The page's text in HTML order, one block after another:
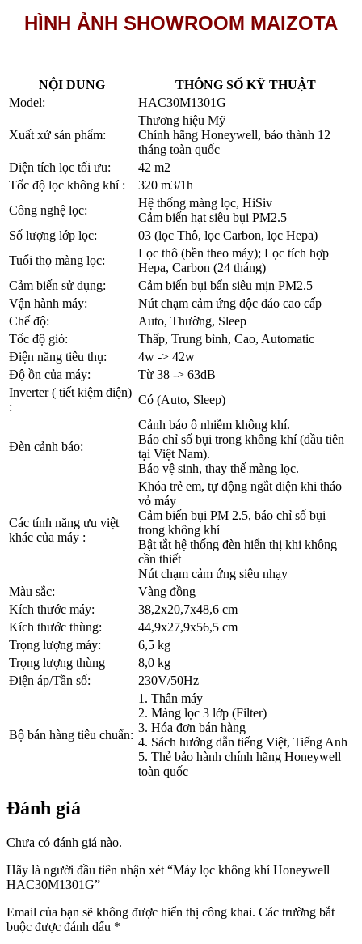
HÌNH ẢNH SHOWROOM MAIZOTA
NỘI DUNG
THÔNG SỐ KỸ THUẬT
Model:
HAC30M1301G
Xuất xứ sản phẩm:
Thương hiệu Mỹ
Chính hãng Honeywell, bảo thành 12
tháng toàn quốc
Diện tích lọc tối ưu:
42 m2
Tốc độ lọc không khí :
320 m3/1h
Công nghệ lọc:
Hệ thống màng lọc, HiSiv
Cảm biến hạt siêu bụi PM2.5
Số lượng lớp lọc:
03 (lọc Thô, lọc Carbon, lọc Hepa)
Tuổi thọ màng lọc:
Lọc thô (bền theo máy); Lọc tích hợp
Hepa, Carbon (24 tháng)
Cảm biến sử dụng:
Cảm biến bụi bẩn siêu mịn PM2.5
Vận hành máy:
Nút chạm cảm ứng độc đáo cao cấp
Chế độ:
Auto, Thường, Sleep
Tốc độ gió:
Thấp, Trung bình, Cao, Automatic
Điện năng tiêu thụ:
4w -> 42w
Độ ồn của máy:
Từ 38 -> 63dB
Inverter ( tiết kiệm điện)
:
Có (Auto, Sleep)
Đèn cảnh báo:
Cảnh báo ô nhiễm không khí.
Báo chỉ số bụi trong không khí (đầu tiên
tại Việt Nam).
Báo vệ sinh, thay thế màng lọc.
Các tính năng ưu việt
khác của máy :
Khóa trẻ em, tự động ngắt điện khi tháo
vỏ máy
Cảm biến bụi PM 2.5, báo chỉ số bụi
trong không khí
Bật tắt hệ thống đèn hiển thị khi không
cần thiết
Nút chạm cảm ứng siêu nhạy
Màu sắc:
Vàng đồng
Kích thước máy:
38,2x20,7x48,6 cm
Kích thước thùng:
44,9x27,9x56,5 cm
Trọng lượng máy:
6,5 kg
Trọng lượng thùng
8,0 kg
Điện áp/Tần số:
230V/50Hz
Bộ bán hàng tiêu chuẩn:
1. Thân máy
2. Màng lọc 3 lớp (Filter)
3. Hóa đơn bán hàng
4. Sách hướng dẫn tiếng Việt, Tiếng Anh
5. Thẻ bảo hành chính hãng Honeywell
toàn quốc
Đánh giá
Chưa có đánh giá nào.
Hãy là người đầu tiên nhận xét “Máy lọc không khí Honeywell
HAC30M1301G”
Email của bạn sẽ không được hiển thị công khai. Các trường bắt
buộc được đánh dấu *